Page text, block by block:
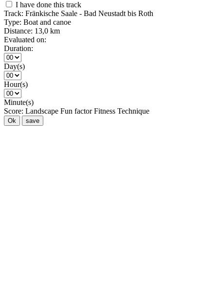
I have done this track
Track: Fränkische Saale - Bad Neustadt bis Roth
Type: Boat and canoe
Distance: 13,0 km
Evaluated on:
Duration:
Day(s)
Hour(s)
Minute(s)
Score: Landscape Fun factor Fitness Technique
Ok save